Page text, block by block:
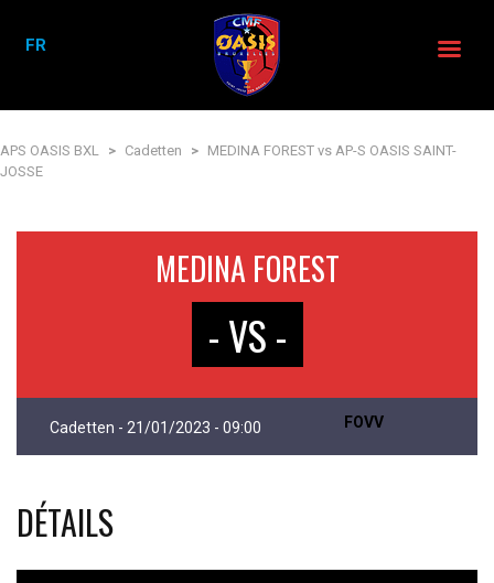
APS OASIS BXL > Cadetten > MEDINA FOREST vs AP-S OASIS SAINT-
JOSSE
MEDINA FOREST
- VS -
Cadetten - 21/01/2023 - 09:00 FOVV
DÉTAILS
FR